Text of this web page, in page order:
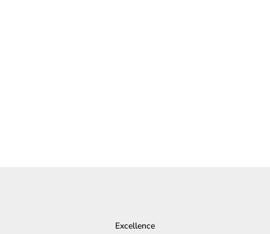
Excellence